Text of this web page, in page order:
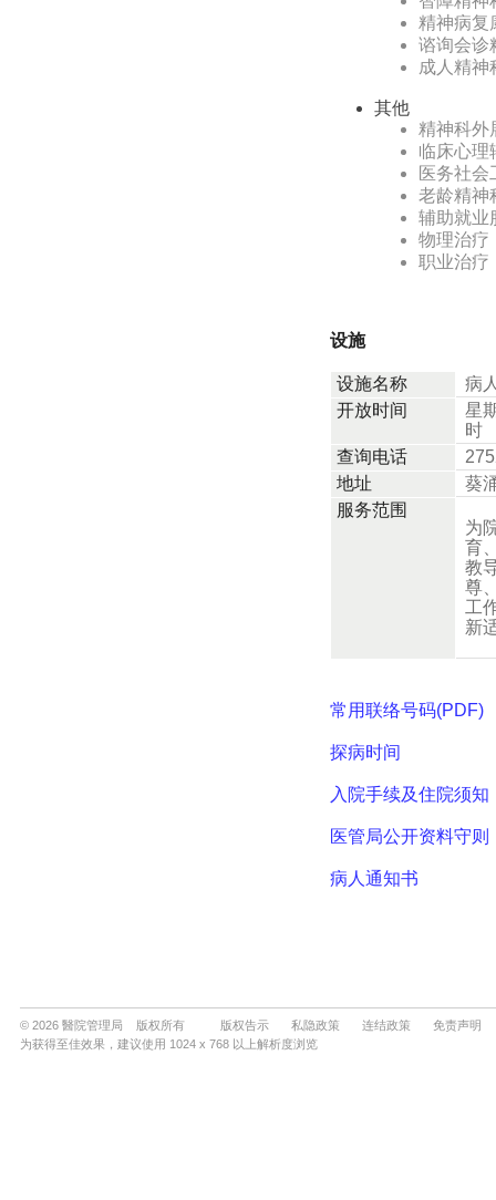
© 2026 醫院管理局 版权所有 版权告示 私隐政策 连结政策
免责声明
为获得至佳效果，建议使用 1024 x 768 以上解析度浏览